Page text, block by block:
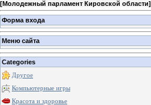
[Молодежный парламент Кировской области]
Форма входа
Меню сайта
Categories
Другое
Компьютерные игры
Красота и здоровье